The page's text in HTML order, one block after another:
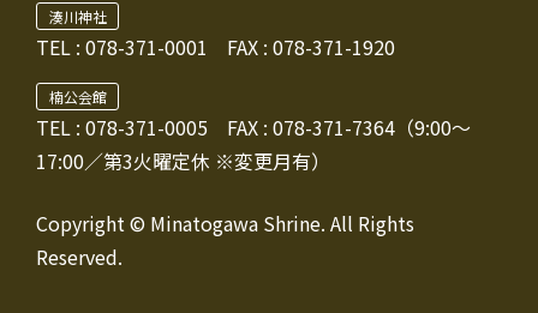
湊川神社
TEL : 078-371-0001 FAX : 078-371-1920
楠公会館
TEL : 078-371-0005 FAX : 078-371-7364（9:00～
17:00／第3火曜定休 ※変更月有）
Copyright © Minatogawa Shrine. All Rights
Reserved.